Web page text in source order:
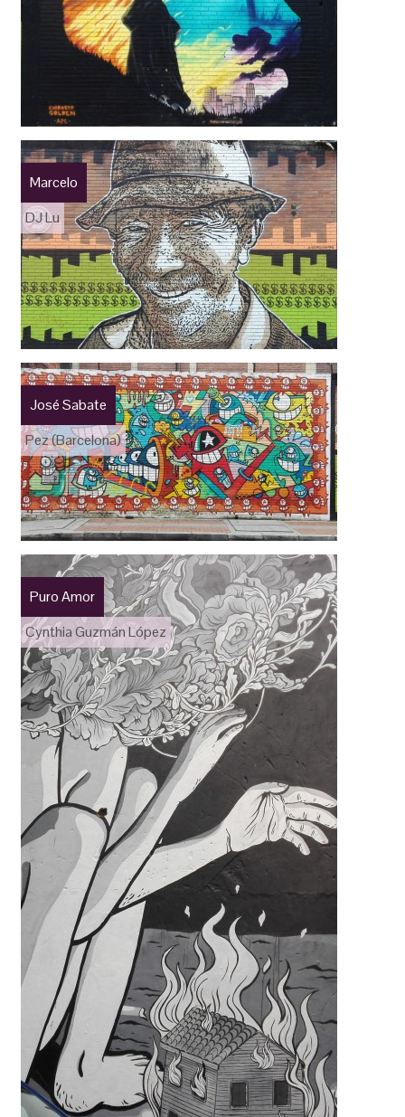
Marcelo
DJ Lu
José Sabate
Pez (Barcelona)
Puro Amor
Cynthia Guzmán López